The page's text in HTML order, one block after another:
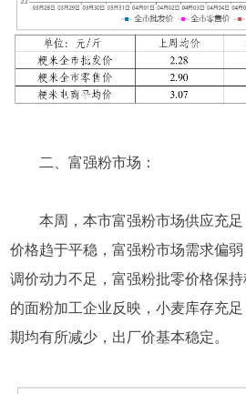
二、富强粉市场：
本周，本市富强粉市场供应充
价格趋于平稳，富强粉市场需求偏
调价动力不足，富强粉批零价格保
的面粉加工企业反映，小麦库存充
期均有所减少，出厂价基本稳定。